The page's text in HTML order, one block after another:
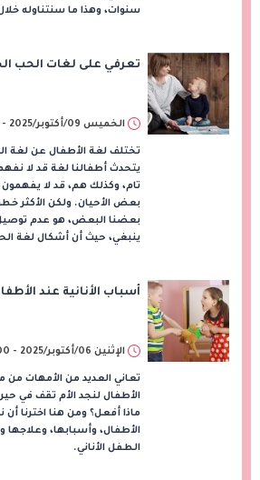
سنوات، وهذا ما سنتناوله
تعرفي على لغات الحب
الخميس 09/أكتوبر/2025 - 07:30 م
تختلف لغة الأطفال عن لغة
يتحدث أطفالنا لغة قد لا
تام، وكذلك هم، قد لا
بعض الأحيان. ولكن الأكثر
بعضنا البعض، هو عدم توصيل
ينبغي، حيث أن أشكال لغة
أسباب الأنانية عند
الإثنين 06/أكتوبر/2025 - 02:00 م
تعاني العديد من الأمهات من
الأطفال لنجد الأم تقف في
ماذا أفعل؟ ومن هنا اخترنا
الأطفال، وأسبابها، وعلاجها
الطفل الأناني.